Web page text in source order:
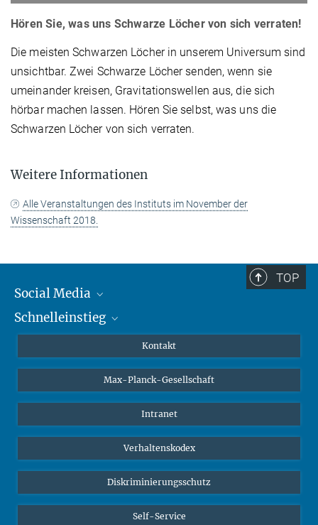
Hören Sie, was uns Schwarze Löcher von sich verraten!
Die meisten Schwarzen Löcher in unserem Universum sind
unsichtbar. Zwei Schwarze Löcher senden, wenn sie
umeinander kreisen, Gravitationswellen aus, die sich
hörbar machen lassen. Hören Sie selbst, was uns die
Schwarzen Löcher von sich verraten.
Weitere Informationen
Alle Veranstaltungen des Instituts im November der
Wissenschaft 2018.
TOP
Social Media
Mastodon
Schnelleinstieg
Studierende
Schüler*innen
Öffentlichkeit
Alumnae | Alumni
Kontakt
Max-Planck-Gesellschaft
Intranet
Verhaltenskodex
Diskriminierungsschutz
Self-Service